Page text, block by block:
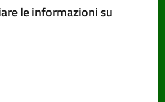
le informazioni su